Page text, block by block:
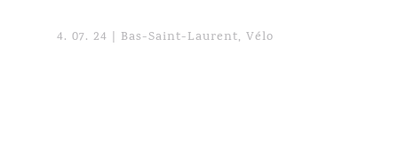
4. 07. 24 | Bas-Saint-Laurent, Vélo